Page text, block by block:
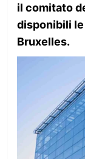
il comitato
disponibili
Bruxelles.